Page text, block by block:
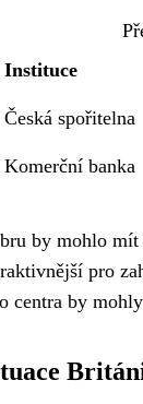
Instituce
Česká spořitelna
Komerční banka
by mohlo
pro
centra by